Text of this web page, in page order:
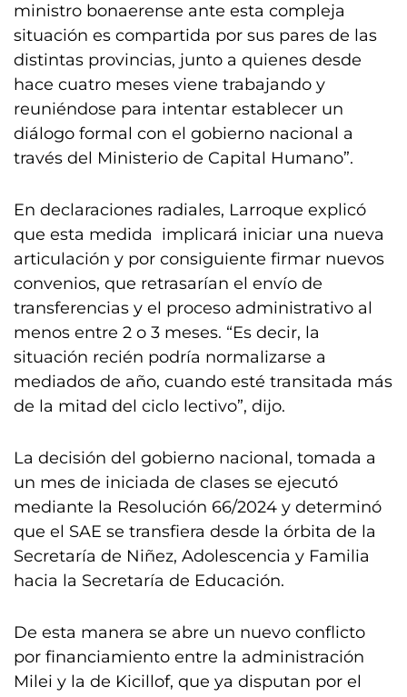
ministro bonaerense ante esta compleja
situación es compartida por sus pares de las
distintas provincias, junto a quienes desde
hace cuatro meses viene trabajando y
reuniéndose para intentar establecer un
diálogo formal con el gobierno nacional a
través del Ministerio de Capital Humano”.
En declaraciones radiales, Larroque explicó
que esta medida implicará iniciar una nueva
articulación y por consiguiente firmar nuevos
convenios, que retrasarían el envío de
transferencias y el proceso administrativo al
menos entre 2 o 3 meses. “Es decir, la
situación recién podría normalizarse a
mediados de año, cuando esté transitada más
de la mitad del ciclo lectivo”, dijo.
La decisión del gobierno nacional, tomada a
un mes de iniciada de clases se ejecutó
mediante la Resolución 66/2024 y determinó
que el SAE se transfiera desde la órbita de la
Secretaría de Niñez, Adolescencia y Familia
hacia la Secretaría de Educación.
De esta manera se abre un nuevo conflicto
por financiamiento entre la administración
Milei y la de Kicillof, que ya disputan por el